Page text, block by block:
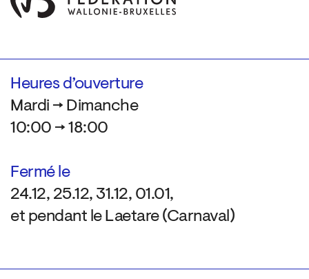
Heures d’ouverture
Mardi → Dimanche
10:00 → 18:00
Fermé le
24.12, 25.12, 31.12, 01.01,
et pendant le Laetare (Carnaval)